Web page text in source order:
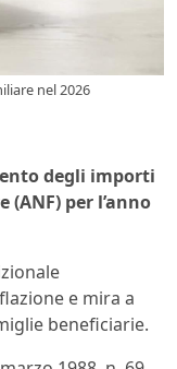
nel 2026
degli importi
(ANF) per l’anno
e mira a
beneficiarie.